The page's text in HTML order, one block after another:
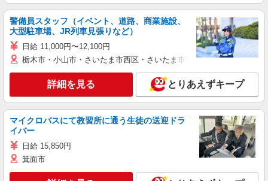
警備員スタッフ（イベント、道路、商業施設、
大型駐車場、JR列車見張りなど）
日給 11,000円〜12,100円
栃木市・小山市・さいたま市西区・さいたま市岩槻区・久喜市・蓮田
詳細を見る とりあえずキープ
マイクロバスにて教習所に通う生徒の送迎ドラ
イバー
日給 15,850円
箕面市